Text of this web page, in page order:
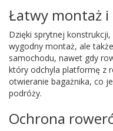
Łatwy montaż i
Dzięki sprytnej
wygodny montaż, ale
samochodu, nawet gdy
który odchyla platformę z
otwieranie bagażnika, co
podróży.
Ochrona